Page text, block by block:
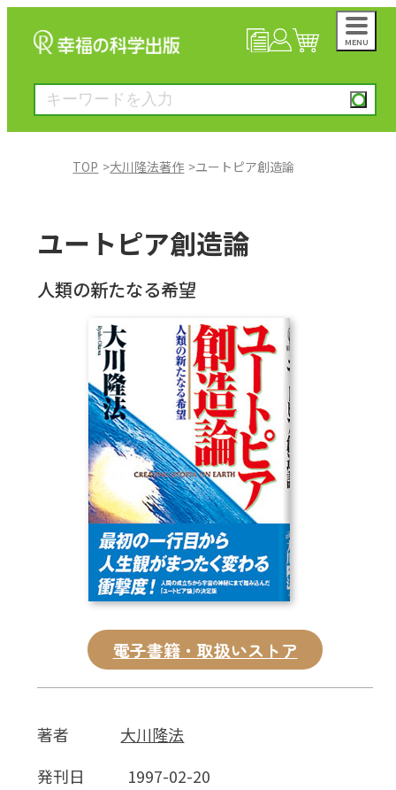
MENU
絵本
雑誌
CD
DVD・ブルーレイ
雑貨
外国語
TOP 大川隆法著作 ユートピア創造論
ユートピア創造論
人類の新たなる希望
電子書籍・取扱いストア
著者
大川隆法
発刊日
1997-02-20